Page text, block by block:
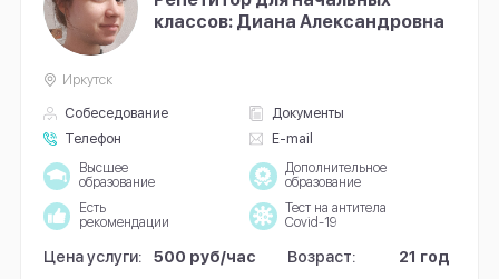
классов: Диана Александровна
Собеседование
Документы
Телефон
E-mail
Иркутск
Высшее
образование
Дополнительное
образование
Есть
рекомендации
Тест на антитела
Covid-19
Цена услуги: 500 руб/час Возраст: 21 год